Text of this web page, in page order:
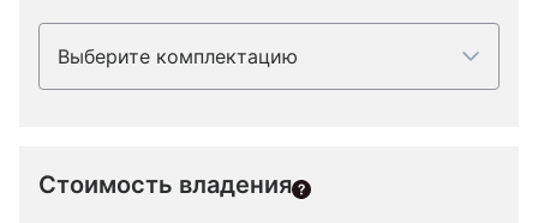
Выберите комплектацию
Стоимость владения